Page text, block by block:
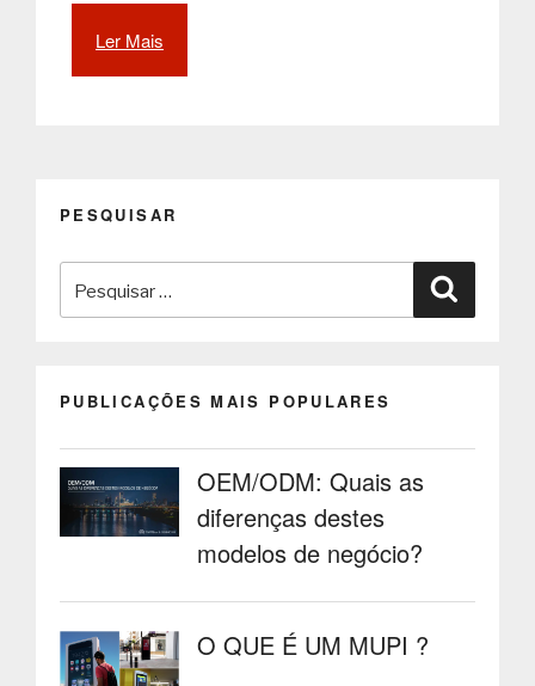
Ler Mais
no
dia
PESQUISAR
por:
PUBLICAÇÕES MAIS POPULARES
OEM/ODM: Quais as
diferenças destes
modelos de negócio?
O QUE É UM MUPI ?